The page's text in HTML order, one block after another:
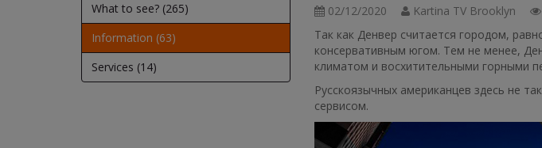
What to see? (265)
Information (63)
Services (14)
02/12/2020 Kartina TV Brooklyn
Так как Денвер считается городом,
консервативным югом. Тем не менее,
климатом и восхитительными горными
Русскоязычных американцев здесь не
сервисом.